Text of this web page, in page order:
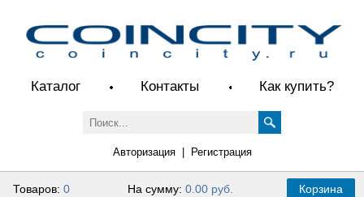
Каталог Контакты Как купить?
Авторизация| Регистрация
Товаров:0 На сумму: 0.00 руб. Корзина